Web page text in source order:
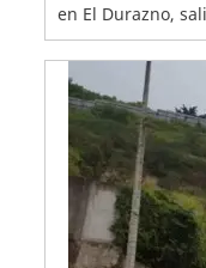
en El Durazno,